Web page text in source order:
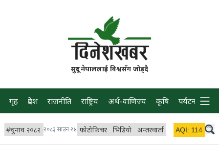
सुदूर नेपाललाई विश्वसँग जोड्दै
गृह प्रदेश राजनीति राष्ट्रिय अर्थ-वाणिज्य कृषि पर्यटन प्रवास
#चुनाव २०८२ २०८३ साउन २४ फोटोफिचर भिडियो अन्तरवार्ता विचार/ब्लग
AQI: 114